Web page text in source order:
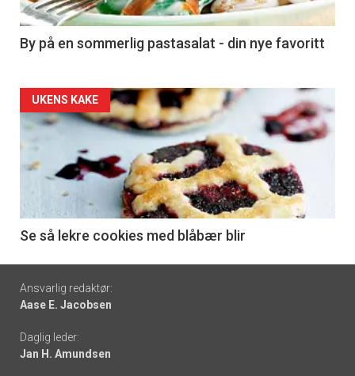
-
5
By på en sommerlig pastasalat - din nye favoritt
Forsiden
akkurat
nå
6
UKENS KAKE
Se så lekre cookies med blåbær blir
Footer
-
links
Ansvarlig redaktør:
Aase E. Jacobsen
Daglig leder:
Jan H. Amundsen